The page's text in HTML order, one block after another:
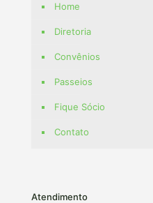
Home
Diretoria
Convênios
Passeios
Fique Sócio
Contato
Atendimento